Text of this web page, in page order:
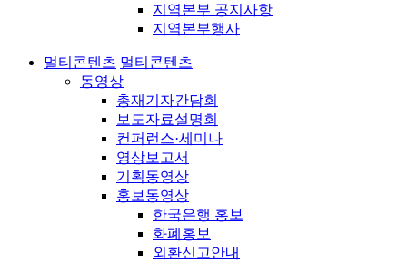
지역본부 공지사항
지역본부행사
멀티콘텐츠 멀티콘텐츠
동영상
총재기자간담회
보도자료설명회
컨퍼런스·세미나
영상보고서
기획동영상
홍보동영상
한국은행 홍보
화폐홍보
외환신고안내